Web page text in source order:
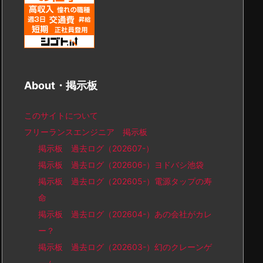
About・掲示板
このサイトについて
フリーランスエンジニア 掲示板
掲示板 過去ログ（202607-）
掲示板 過去ログ（202606-）ヨドバシ池袋
掲示板 過去ログ（202605-）電源タップの寿
命
掲示板 過去ログ（202604-）あの会社がカレ
ー？
掲示板 過去ログ（202603-）幻のクレーンゲ